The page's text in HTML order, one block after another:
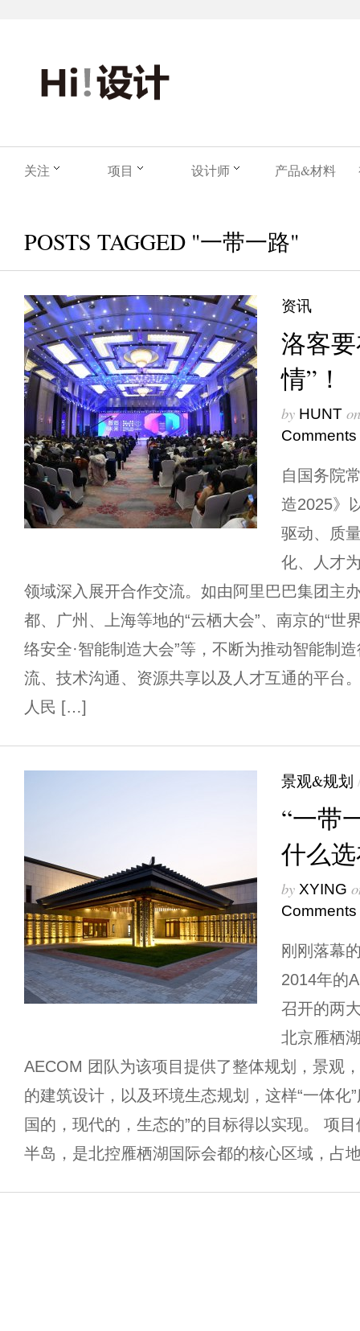
关注 项目 设计师 产品&材料
POSTS TAGGED "一带一路"
资讯
洛客
情”！
by HUNT
Comments
自国务院
造2025》
驱动、质
化、人才
领域深入展开合作交流。如由阿里巴巴集团主
都、广州、上海等地的“云栖大会”、南京的“世
络安全·智能制造大会”等，不断为推动智能制
流、技术沟通、资源共享以及人才互通的平台
人民 […]
景观&规划
“一带
什么
by XYING
Comments
刚刚落幕
2014年的
召开的两
北京雁栖
AECOM 团队为该项目提供了整体规划，景观
的建筑设计，以及环境生态规划，这样“一体化
国的，现代的，生态的”的目标得以实现。 项
半岛，是北控雁栖湖国际会都的核心区域，占